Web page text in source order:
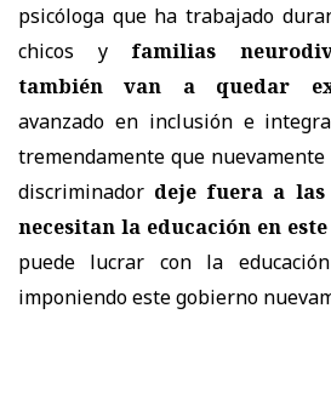
psicóloga que ha trabajado
chicos yfamilias
también van a quedar
avanzado en inclusión e
tremendamente que
discriminador deje fuera a las
necesitan la educación en
puede lucrar con la
imponiendo este gobierno